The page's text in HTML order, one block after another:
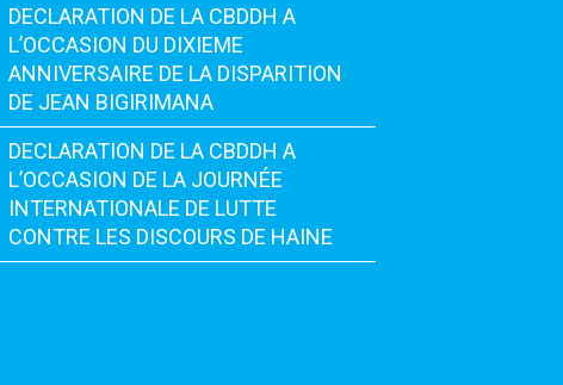
DECLARATION DE LA CBDDH A
L’OCCASION DU DIXIEME
ANNIVERSAIRE DE LA DISPARITION
DE JEAN BIGIRIMANA
DECLARATION DE LA CBDDH A
L’OCCASION DE LA JOURNÉE
INTERNATIONALE DE LUTTE
CONTRE LES DISCOURS DE HAINE